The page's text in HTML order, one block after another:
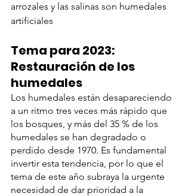
arrozales y las salinas son humedales
artificiales
Tema para 2023:
Restauración de los
humedales
Los humedales están desapareciendo
a un ritmo tres veces más rápido que
los bosques, y más del 35 % de los
humedales se han degradado o
perdido desde 1970. Es fundamental
invertir esta tendencia, por lo que el
tema de este año subraya la urgente
necesidad de dar prioridad a la